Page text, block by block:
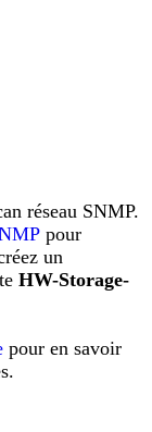
réseau SNMP.
pour
un
HW-Storage-
pour en savoir